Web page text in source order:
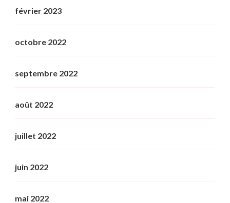
février 2023
octobre 2022
septembre 2022
août 2022
juillet 2022
juin 2022
mai 2022